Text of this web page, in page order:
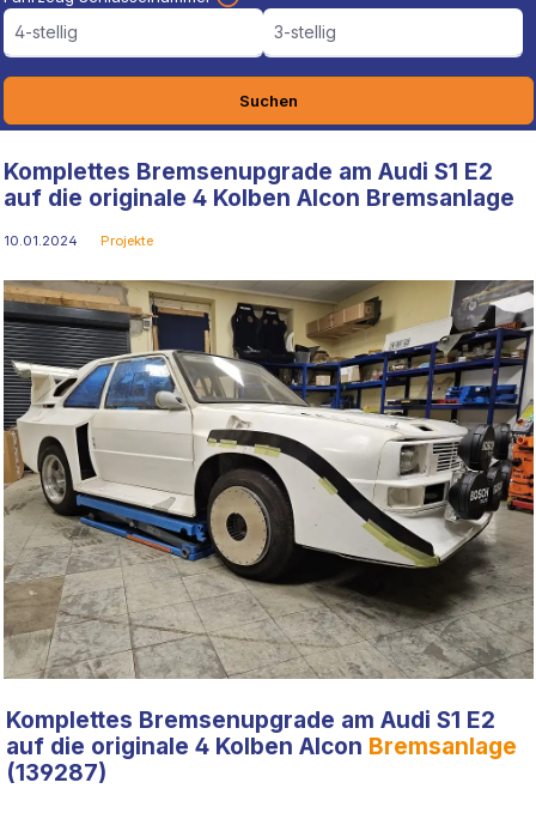
4-stellig
3-stellig
Suchen
Komplettes Bremsenupgrade am Audi S1 E2
auf die originale 4 Kolben Alcon Bremsanlage
10.01.2024 Projekte
Komplettes Bremsenupgrade am Audi S1 E2
auf die originale 4 Kolben Alcon Bremsanlage
(139287)